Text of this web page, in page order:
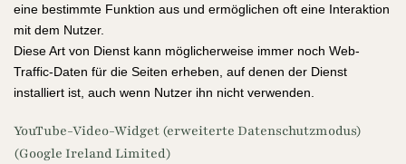
eine bestimmte Funktion aus und ermöglichen oft eine Interaktion
mit dem Nutzer.
Diese Art von Dienst kann möglicherweise immer noch Web-
Traffic-Daten für die Seiten erheben, auf denen der Dienst
installiert ist, auch wenn Nutzer ihn nicht verwenden.
YouTube-Video-Widget (erweiterte Datenschutzmodus)
(Google Ireland Limited)